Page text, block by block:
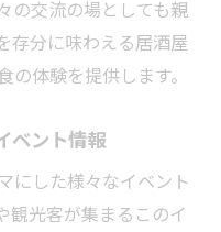
の交流の場としても親
存分に味わえる居酒屋
体験を提供します。
ベント情報
にした様々なイベント
観光客が集まるこのイ